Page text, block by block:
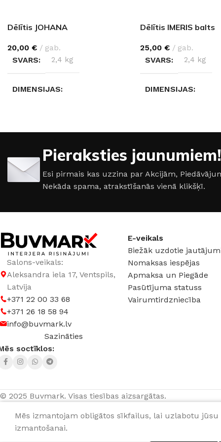
Dēlītis JOHANA
20,00 €
gab.
SVARS
2,4 kg
DIMENSIJAS
MATERIĀLS Marmors
Dēlītis IMERIS balts
25,00 €
gab.
SVARS
2,4 kg
DIMENSIJAS
MATERIĀLS
Pieraksties jaunumiem!
Esi pirmais kas uzzina par Akcijām,
Nekāda spama, atrakstīšanās vienā klikšķī.
Salons-veikals:
Aleksandra iela 17, Ventspils,
Latvija
+371 22 00 33 68
+371 26 18 58 94
info@buvmark.lv
Sazināties
soctīklos:
E-veikals
Biežāk uzdotie
Nomaksas iespējas
Apmaksa un Piegāde
Pasūtījuma statuss
Vairumtirdzniecība
© 2025 Buvmark. Visas tiesības aizsargātas.
Mēs izmantojam obligātos sīkfailus, lai uzlabotu
izmantošanai.
Paliktnīši IMERIS